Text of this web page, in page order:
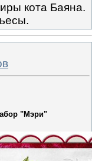
кота Баяна.
"Мэри"